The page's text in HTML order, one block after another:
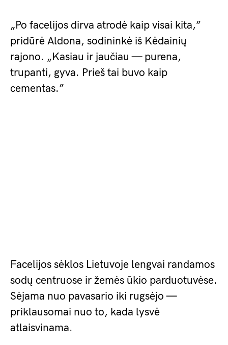
„Po facelijos dirva atrodė kaip visai kita,”
pridūrė Aldona, sodininkė iš Kėdainių
rajono. „Kasiau ir jaučiau — purena,
trupanti, gyva. Prieš tai buvo kaip
cementas.”
Facelijos sėklos Lietuvoje lengvai randamos
sodų centruose ir žemės ūkio parduotuvėse.
Sėjama nuo pavasario iki rugsėjo —
priklausomai nuo to, kada lysvė
atlaisvinama.